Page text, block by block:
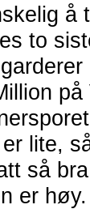
å
to
lite,
så
er høy.